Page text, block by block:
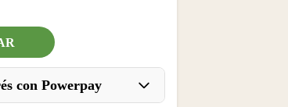
con Powerpay